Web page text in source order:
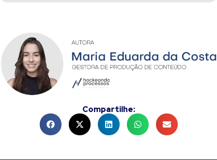
Compartilhe: